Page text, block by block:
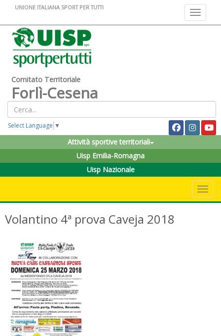
Toggle
UNIONE ITALIANA SPORT PER TUTTI
Comitato Territoriale
Forlì-Cesena
Select Language ▼
Attività sportive territoriali
Uisp Emilia-Romagna
Uisp Nazionale
Volantino 4ª prova Caveja 2018